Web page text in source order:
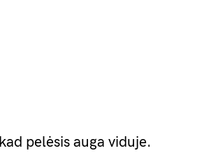
pelėsis auga viduje.